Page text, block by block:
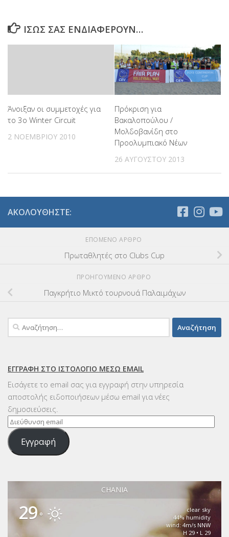
ΊΣΩΣ ΣΑΣ ΕΝΔΙΑΦΈΡΟΥΝ…
Άνοιξαν οι συμμετοχές για
το 3ο Winter Circuit
2 ΝΟΕΜΒΡΊΟΥ 2010
Πρόκριση για
Βακαλοπούλου /
Μολδοβανίδη στο
Προολυμπιακό Νέων
26 ΑΥΓΟΎΣΤΟΥ 2013
ΑΚΟΛΟΥΘΉΣΤΕ:
ΕΠΌΜΕΝΟ ΆΡΘΡΟ
Πρωταθλητές στο Clubs Cup
ΠΡΟΗΓΟΎΜΕΝΟ ΆΡΘΡΟ
Παγκρήτιο Μικτό τουρνουά Παλαιμάχων
Αναζήτηση
για:
ΕΓΓΡΑΦΉ ΣΤΟ ΙΣΤΟΛΌΓΙΟ ΜΈΣΩ EMAIL
Εισάγετε το email σας για εγγραφή στην υπηρεσία
αποστολής ειδοποιήσεων μέσω email για νέες
δημοσιεύσεις.
Διεύθυνση
email
Εγγραφή
CHANIA
29°
clear sky
44% humidity
wind: 4m/s NNW
H 29 • L 29